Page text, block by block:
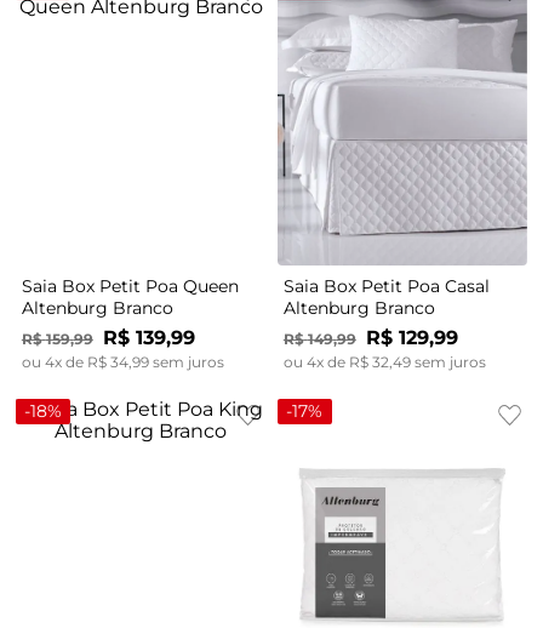
Saia Box Petit Poa Queen
Altenburg Branco
R$ 159,99 R$ 139,99
ou 4x de R$ 34,99sem juros
Saia Box Petit Poa Casal
Altenburg Branco
R$ 149,99 R$ 129,99
ou 4x de R$ 32,49sem juros
-18% -17%